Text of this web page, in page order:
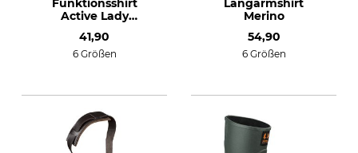
Funktionsshirt
Active Lady
41,90
6 Größen
Langarmshirt
Merino
54,90
6 Größen